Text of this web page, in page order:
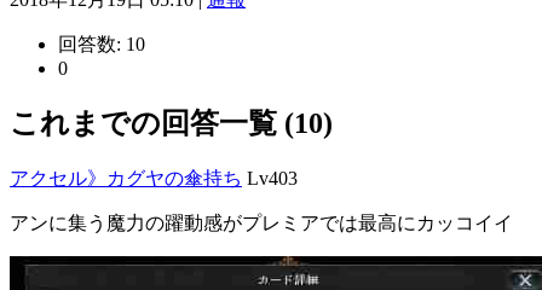
回答数: 10
0
これまでの回答一覧 (10)
アクセル》カグヤの傘持ち Lv403
アンに集う魔力の躍動感がプレミアでは最高にカッコイイ